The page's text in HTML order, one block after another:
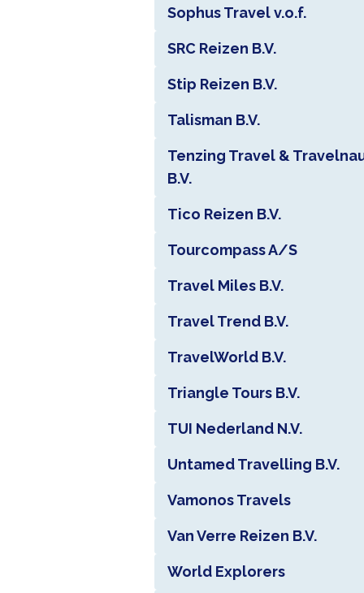
Sophus Travel v.o.f.
SRC Reizen B.V.
Stip Reizen B.V.
Talisman B.V.
Tenzing Travel &
B.V.
Tico Reizen B.V.
Tourcompass A/S
Travel Miles B.V.
Travel Trend B.V.
TravelWorld B.V.
Triangle Tours B.V.
TUI Nederland N.V.
Untamed Travelling B.V.
Vamonos Travels
Van Verre Reizen B.V.
World Explorers